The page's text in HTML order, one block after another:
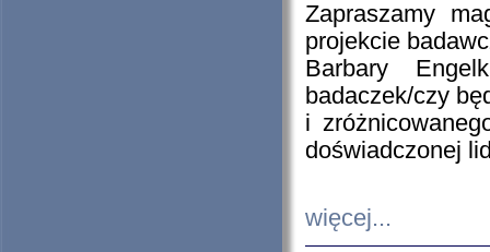
Zapraszamy
projekcie
Barbary
badaczek/czy
i
doświadczonej
więcej...